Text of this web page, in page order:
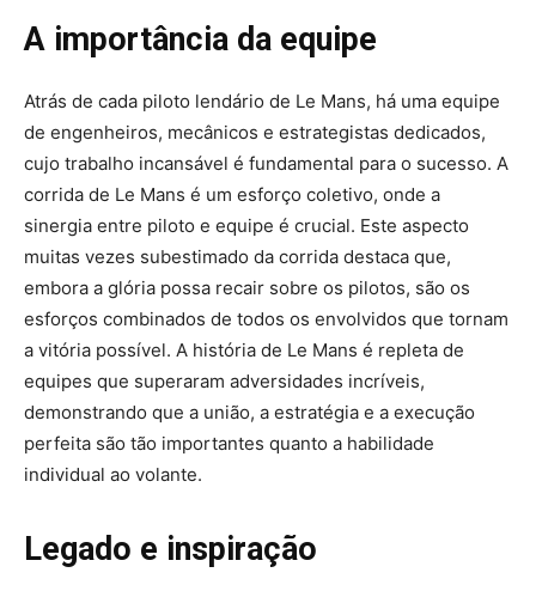
A importância da equipe
Atrás de cada piloto lendário de Le Mans, há uma equipe
de engenheiros, mecânicos e estrategistas dedicados,
cujo trabalho incansável é fundamental para o sucesso. A
corrida de Le Mans é um esforço coletivo, onde a
sinergia entre piloto e equipe é crucial. Este aspecto
muitas vezes subestimado da corrida destaca que,
embora a glória possa recair sobre os pilotos, são os
esforços combinados de todos os envolvidos que tornam
a vitória possível. A história de Le Mans é repleta de
equipes que superaram adversidades incríveis,
demonstrando que a união, a estratégia e a execução
perfeita são tão importantes quanto a habilidade
individual ao volante.
Legado e inspiração